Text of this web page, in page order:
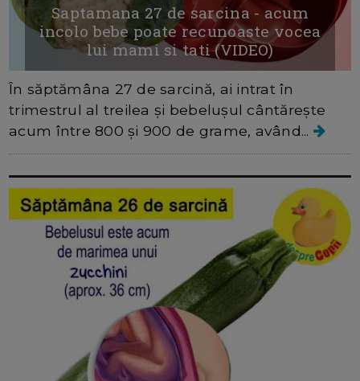
Saptamana 27 de sarcina - acum
incolo bebe poate recunoaste vocea
lui mami si tati (VIDEO)
În săptămâna 27 de sarcină, ai intrat în
trimestrul al treilea și bebelușul cântărește
acum între 800 și 900 de grame, având...